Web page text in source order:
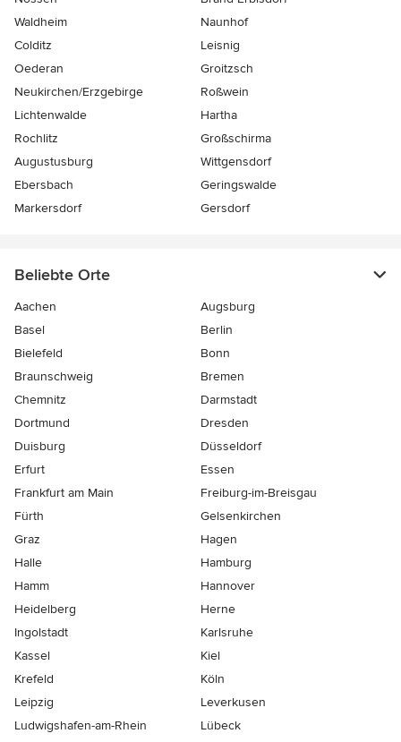
Waldheim
Naunhof
Colditz
Leisnig
Oederan
Groitzsch
Neukirchen/Erzgebirge
Roßwein
Lichtenwalde
Hartha
Rochlitz
Großschirma
Augustusburg
Wittgensdorf
Ebersbach
Geringswalde
Markersdorf
Gersdorf
Beliebte Orte
Aachen
Augsburg
Basel
Berlin
Bielefeld
Bonn
Braunschweig
Bremen
Chemnitz
Darmstadt
Dortmund
Dresden
Duisburg
Düsseldorf
Erfurt
Essen
Frankfurt am Main
Freiburg-im-Breisgau
Fürth
Gelsenkirchen
Graz
Hagen
Halle
Hamburg
Hamm
Hannover
Heidelberg
Herne
Ingolstadt
Karlsruhe
Kassel
Kiel
Krefeld
Köln
Leipzig
Leverkusen
Ludwigshafen-am-Rhein
Lübeck